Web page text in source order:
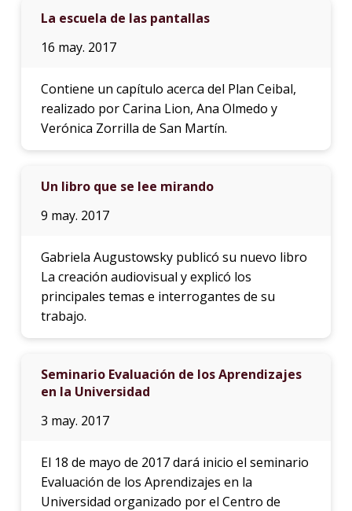
La escuela de las pantallas
16 may. 2017
Contiene un capítulo acerca del Plan Ceibal,
realizado por Carina Lion, Ana Olmedo y
Verónica Zorrilla de San Martín.
Un libro que se lee mirando
9 may. 2017
Gabriela Augustowsky publicó su nuevo libro
La creación audiovisual y explicó los
principales temas e interrogantes de su
trabajo.
Seminario Evaluación de los Aprendizajes
en la Universidad
3 may. 2017
El 18 de mayo de 2017 dará inicio el seminario
Evaluación de los Aprendizajes en la
Universidad organizado por el Centro de